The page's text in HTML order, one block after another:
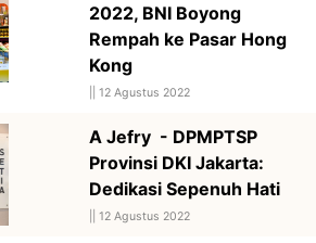
2022, BNI Boyong
Rempah ke Pasar Hong
Kong
12 Agustus 2022
A Jefry - DPMPTSP
Provinsi DKI Jakarta:
Dedikasi Sepenuh Hati
12 Agustus 2022